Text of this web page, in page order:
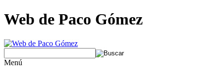
Web de Paco Gómez
Menú